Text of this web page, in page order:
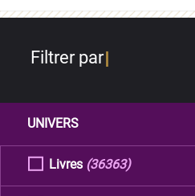
Filtrer par
UNIVERS
Livres (36363)